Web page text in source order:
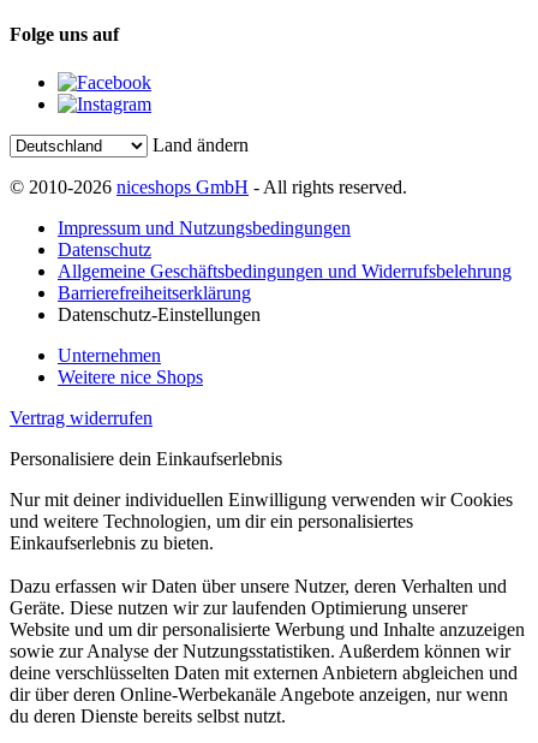
Folge uns auf
Land ändern
© 2010-2026 niceshops GmbH - All rights reserved.
Impressum und Nutzungsbedingungen
Datenschutz
Allgemeine Geschäftsbedingungen und Widerrufsbelehrung
Barrierefreiheitserklärung
Datenschutz-Einstellungen
Unternehmen
Weitere nice Shops
Vertrag widerrufen
Personalisiere dein Einkaufserlebnis
Nur mit deiner individuellen Einwilligung verwenden wir Cookies
und weitere Technologien, um dir ein personalisiertes
Einkaufserlebnis zu bieten.
Dazu erfassen wir Daten über unsere Nutzer, deren Verhalten und
Geräte. Diese nutzen wir zur laufenden Optimierung unserer
Website und um dir personalisierte Werbung und Inhalte anzuzeigen
sowie zur Analyse der Nutzungsstatistiken. Außerdem können wir
deine verschlüsselten Daten mit externen Anbietern abgleichen und
dir über deren Online-Werbekanäle Angebote anzeigen, nur wenn
du deren Dienste bereits selbst nutzt.